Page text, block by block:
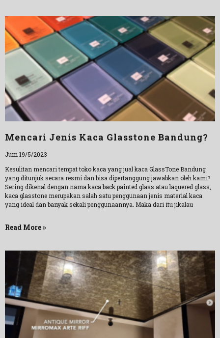
Mencari Jenis Kaca Glasstone Bandung?
Jum 19/5/2023
Kesulitan mencari tempat toko kaca yang jual kaca GlassTone Bandung
yang ditunjuk secara resmi dan bisa dipertanggung jawabkan oleh kami?
Sering dikenal dengan nama kaca back painted glass atau laquered glass,
kaca glasstone merupakan salah satu penggunaan jenis material kaca
yang ideal dan banyak sekali penggunaannya. Maka dari itu jikalau
Read More »